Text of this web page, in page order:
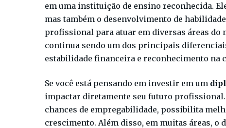
em uma instituição de ensino reconhecida.
mas também o desenvolvimento de
profissional para atuar em diversas áreas do
continua sendo um dos principais
estabilidade financeira e reconhecimento na
Se você está pensando em investir em um
impactar diretamente seu futuro profissional.
chances de empregabilidade, possibilita
crescimento. Além disso, em muitas áreas,